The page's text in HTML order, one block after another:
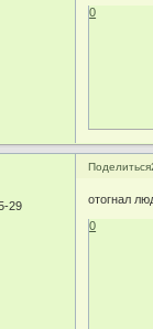
0
Поделиться
29
отогнал
0